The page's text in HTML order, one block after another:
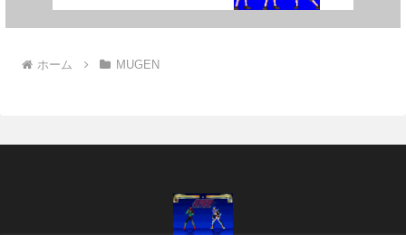
ホーム MUGEN